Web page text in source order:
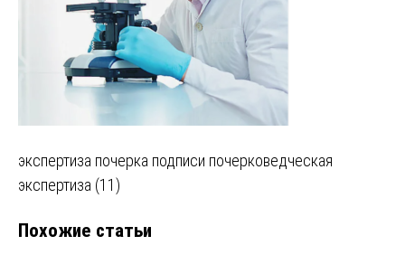
Навигация
записям
экспертиза почерка подписи почерковедческая
экспертиза (11)
Похожие статьи